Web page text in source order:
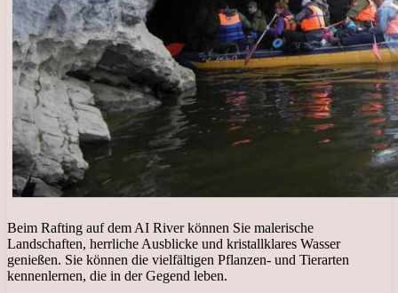
Beim Rafting auf dem AI River können Sie malerische
Landschaften, herrliche Ausblicke und kristallklares Wasser
genießen. Sie können die vielfältigen Pflanzen- und Tierarten
kennenlernen, die in der Gegend leben.